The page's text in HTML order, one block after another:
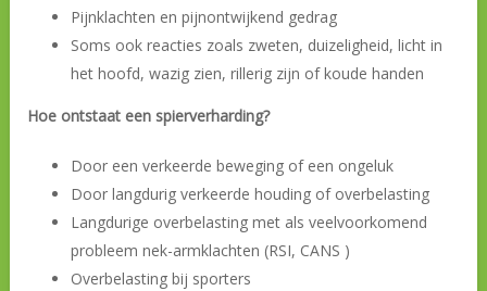
Pijnklachten en pijnontwijkend gedrag
Soms ook reacties zoals zweten, duizeligheid, licht in
het hoofd, wazig zien, rillerig zijn of koude handen
Hoe ontstaat een spierverharding?
Door een verkeerde beweging of een ongeluk
Door langdurig verkeerde houding of overbelasting
Langdurige overbelasting met als veelvoorkomend
probleem nek-armklachten (RSI, CANS )
Overbelasting bij sporters